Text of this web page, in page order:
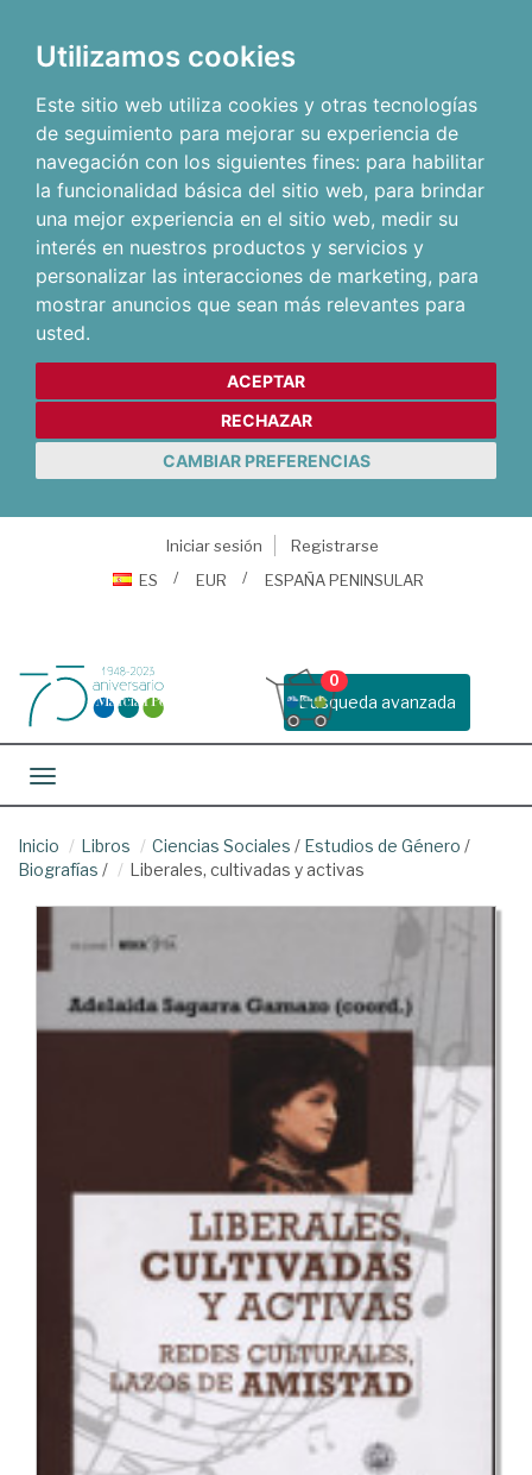
Utilizamos cookies
Este sitio web utiliza cookies y otras tecnologías
de seguimiento para mejorar su experiencia de
navegación con los siguientes fines: para habilitar
la funcionalidad básica del sitio web, para brindar
una mejor experiencia en el sitio web, medir su
interés en nuestros productos y servicios y
personalizar las interacciones de marketing, para
mostrar anuncios que sean más relevantes para
usted.
ACEPTAR
RECHAZAR
CAMBIAR PREFERENCIAS
Iniciar sesión
Registrarse
ES
EUR ESPAÑA PENINSULAR
Busqueda avanzada
0
Toggle navigation
Inicio Libros Ciencias Sociales / Estudios de Género /
Biografías / Liberales, cultivadas y activas